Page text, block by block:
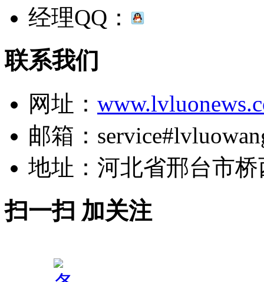
经理QQ：
联系我们
网址：
邮箱：
地址：河北省邢台市
扫一扫 加关注